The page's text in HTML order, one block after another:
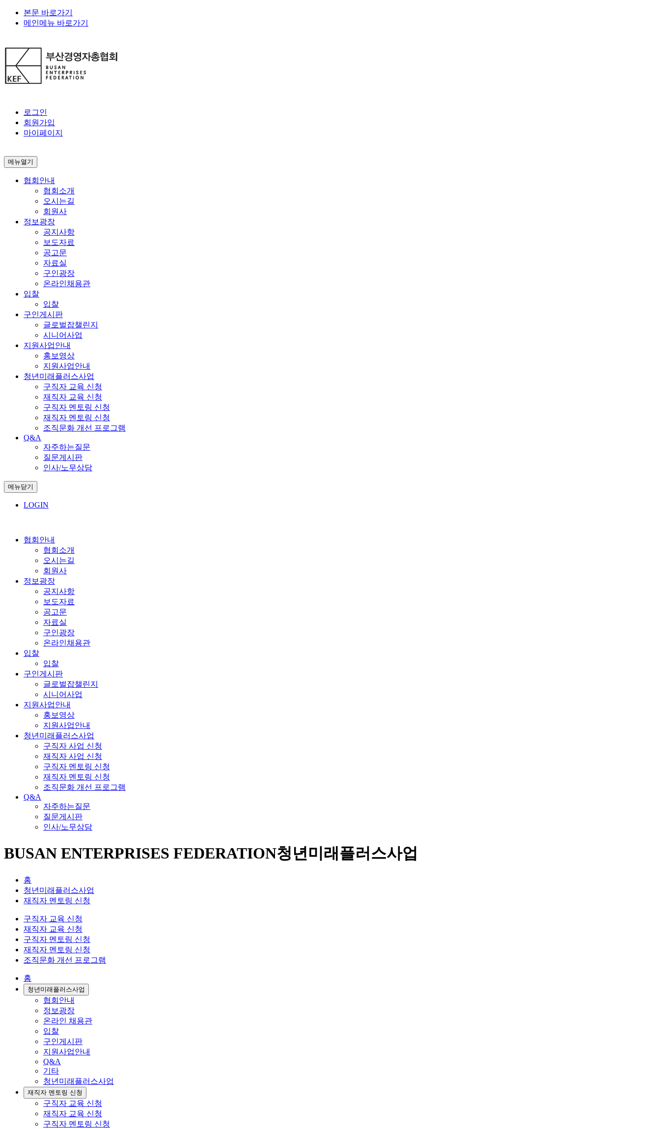
본문 바로가기
메인메뉴 바로가기
로그인
회원가입
마이페이지
메뉴열기
협회안내
협회소개
오시는길
회원사
정보광장
공지사항
보도자료
공고문
자료실
구인광장
온라인채용관
입찰
입찰
구인게시판
글로벌잡챌린지
시니어사업
지원사업안내
홍보영상
지원사업안내
청년미래플러스사업
구직자 교육 신청
재직자 교육 신청
구직자 멘토링 신청
재직자 멘토링 신청
조직문화 개선 프로그램
Q&A
자주하는질문
질문게시판
인사/노무상담
메뉴닫기
LOGIN
협회안내
협회소개
오시는길
회원사
정보광장
공지사항
보도자료
공고문
자료실
구인광장
온라인채용관
입찰
입찰
구인게시판
글로벌잡챌린지
시니어사업
지원사업안내
홍보영상
지원사업안내
청년미래플러스사업
구직자 사업 신청
재직자 사업 신청
구직자 멘토링 신청
재직자 멘토링 신청
조직문화 개선 프로그램
Q&A
자주하는질문
질문게시판
인사/노무상담
BUSAN ENTERPRISES FEDERATION청년미래플러스사업
홈
청년미래플러스사업
재직자 멘토링 신청
구직자 교육 신청
재직자 교육 신청
구직자 멘토링 신청
재직자 멘토링 신청
조직문화 개선 프로그램
홈
청년미래플러스사업
협회안내
정보광장
온라인 채용관
입찰
구인게시판
지원사업안내
Q&A
기타
청년미래플러스사업
재직자 멘토링 신청
구직자 교육 신청
재직자 교육 신청
구직자 멘토링 신청